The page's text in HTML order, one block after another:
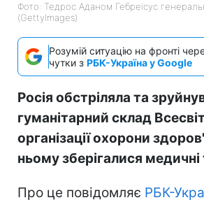
Фото: Тедрос Аданом Гебреїсус
(GettyImages)
Розумій ситуацію на фронті
чутки з РБК-Україна у Google
Росія обстріляла та
гуманітарний склад
організації охорони
ньому зберігалися
Про це повідомляє РБК-